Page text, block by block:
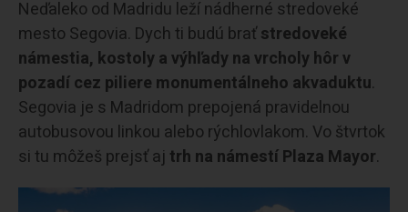
Neďaleko od Madridu leží nádherné stredoveké
mesto Segovia. Dych ti budú braťstredoveké
námestia, kostoly a výhľady na vrcholy hôr v
pozadí cez piliere monumentálneho akvaduktu.
Segovia je s Madridom prepojená pravidelnou
autobusovou linkou alebo rýchlovlakom. Vo štvrtok
si tu môžeš prejsť aj trh na námestí Plaza Mayor.